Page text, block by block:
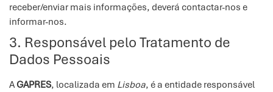
receber/enviar mais informações, deverá contactar-nos e
informar-nos.
3. Responsável pelo Tratamento de
Dados Pessoais
AGAPRES, localizada em Lisboa, é a entidade responsável